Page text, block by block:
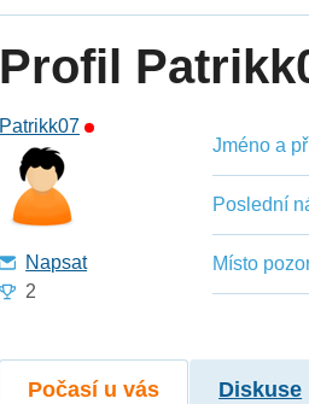
Profil
Patrikk07
Napsat
2
Jméno a
Poslední
Místo
Počasí u vás Diskuse